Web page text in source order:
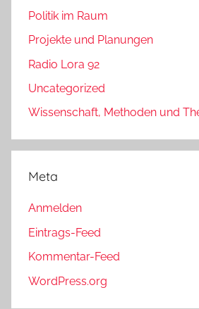
Politik im Raum
Projekte und Planungen
Radio Lora 92
Uncategorized
Wissenschaft, Methoden und
Meta
Anmelden
Eintrags-Feed
Kommentar-Feed
WordPress.org